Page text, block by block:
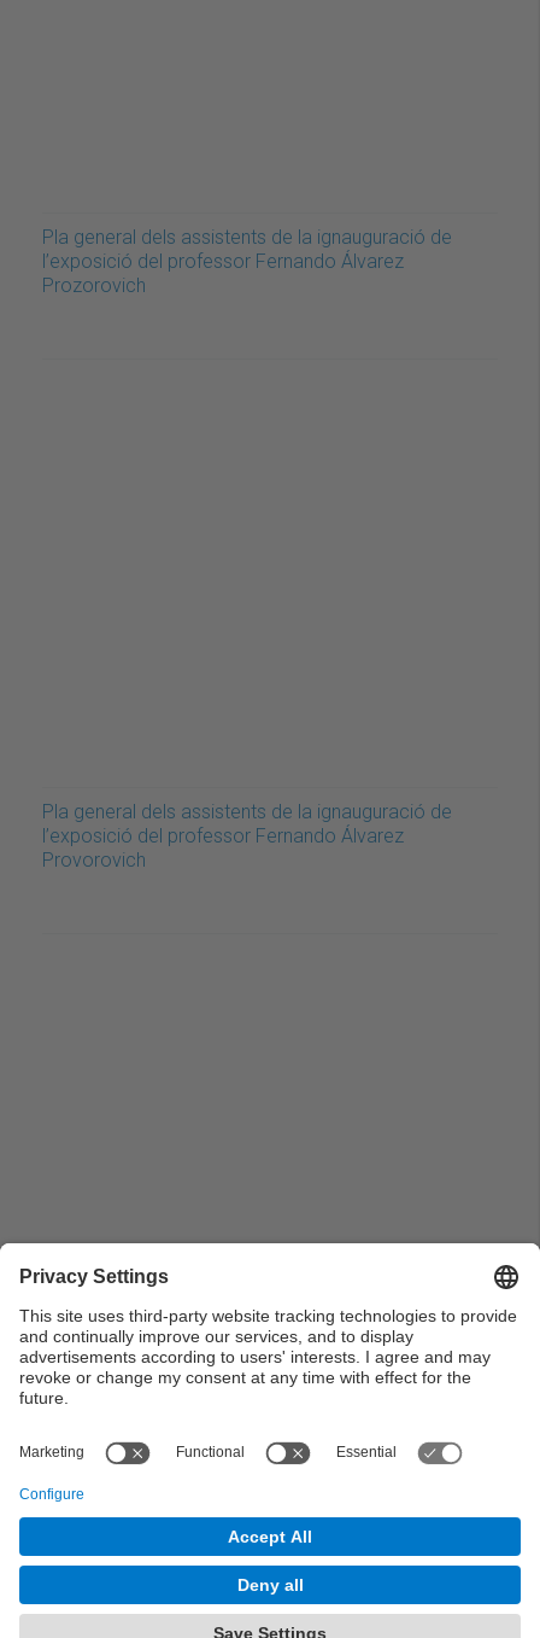
Pla general dels assistents de la ignauguració de
l’exposició del professor Fernando Álvarez
Prozorovich
Pla general dels assistents de la ignauguració de
l’exposició del professor Fernando Álvarez
Provorovich
Pla general dels assistents de la ignauguració de
l’exposició del professor Fernando Álvarez
© UPC Universitat Politècnica de Catalunya ·
BarcelonaTech